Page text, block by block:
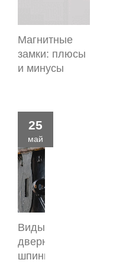
Магнитные
замки: плюсы
и минусы
25
май
Виды
дверных
шпингалетов